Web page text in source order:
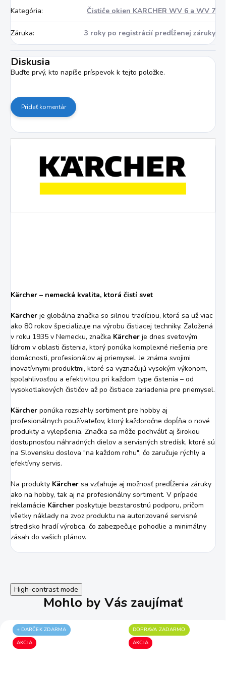
Kategória: Čističe okien KARCHER WV 6 a WV 7
Záruka: 3 roky po registrácií predĺženej záruky
Diskusia
Buďte prvý, kto napíše príspevok k tejto položke.
Pridať komentár
Kärcher – nemecká kvalita, ktorá čistí svet
Kärcher je globálna značka so silnou tradíciou, ktorá sa už viac
ako 80 rokov špecializuje na výrobu čistiacej techniky. Založená
v roku 1935 v Nemecku, značka Kärcher je dnes svetovým
lídrom v oblasti čistenia, ktorý ponúka komplexné riešenia pre
domácnosti, profesionálov aj priemysel. Je známa svojimi
inovatívnymi produktmi, ktoré sa vyznačujú vysokým výkonom,
spoľahlivosťou a efektivitou pri každom type čistenia – od
vysokotlakových čističov až po čistiace zariadenia pre priemysel.
Kärcher ponúka rozsiahly sortiment pre hobby aj
profesionálnych používateľov, ktorý každoročne dopĺňa o nové
produkty a vylepšenia. Značka sa môže pochváliť aj širokou
dostupnosťou náhradných dielov a servisných stredísk, ktoré sú
na Slovensku doslova "na každom rohu", čo zaručuje rýchly a
efektívny servis.
Na produkty Kärcher sa vzťahuje aj možnosť predĺženia záruky
ako na hobby, tak aj na profesionálny sortiment. V prípade
reklamácie Kärcher poskytuje bezstarostnú podporu, pričom
všetky náklady na zvoz produktu na autorizované servisné
stredisko hradí výrobca, čo zabezpečuje pohodlie a minimálny
zásah do vašich plánov.
High-contrast mode
Mohlo by Vás zaujímať
+ DARČEK ZDARMA
AKCIA
AKCIA
DOPRAVA ZADARMO